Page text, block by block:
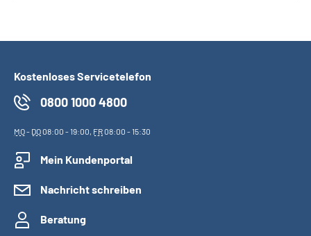
Kostenloses Servicetelefon
0800 1000 4800
MO- DO08:00 - 19:00, FR08:00 - 15:30
Mein Kundenportal
Nachricht schreiben
Beratung